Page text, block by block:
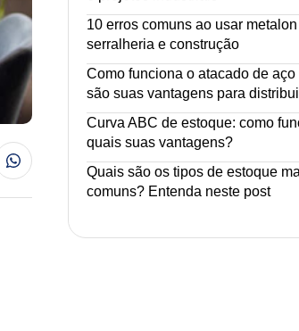
10 erros comuns ao usar
serralheria e construção
Como funciona o atacado de aço
são suas vantagens para
Curva ABC de estoque: como
quais suas vantagens?
Quais são os tipos de estoque
comuns? Entenda neste post